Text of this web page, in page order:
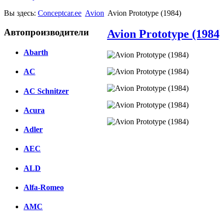
Вы здесь: Conceptcar.ee Avion Avion Prototype (1984)
Автопроизводители
Abarth
AC
AC Schnitzer
Acura
Adler
AEC
ALD
Alfa-Romeo
AMC
Avion Prototype